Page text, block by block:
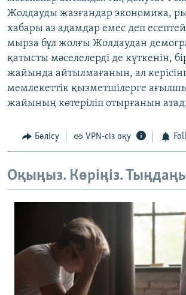
Жолдауды жазғандар экономика,
хабары аз адамдар емес деп
мырза бұл жолғы Жолдаудан
қатысты мәселелерді де күткенін,
жайында айтылмағанын, ал
мемлекеттік қызметшілерге
жайының көтеріліп отырғанын
Бөлісу VPN-сіз оқу
Оқыңыз. Көріңіз.